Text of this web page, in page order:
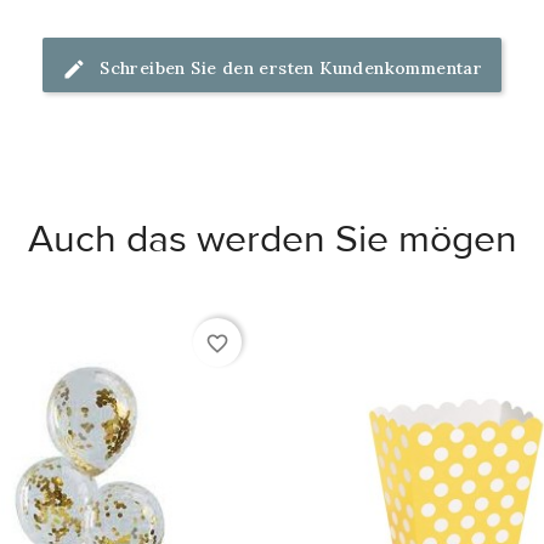
Schreiben Sie den ersten Kundenkommentar
Auch das werden Sie mögen
favorite_border